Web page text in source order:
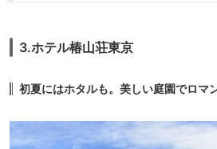
3.ホテル椿山荘東京
初夏にはホタルも。美しい庭園でロマ